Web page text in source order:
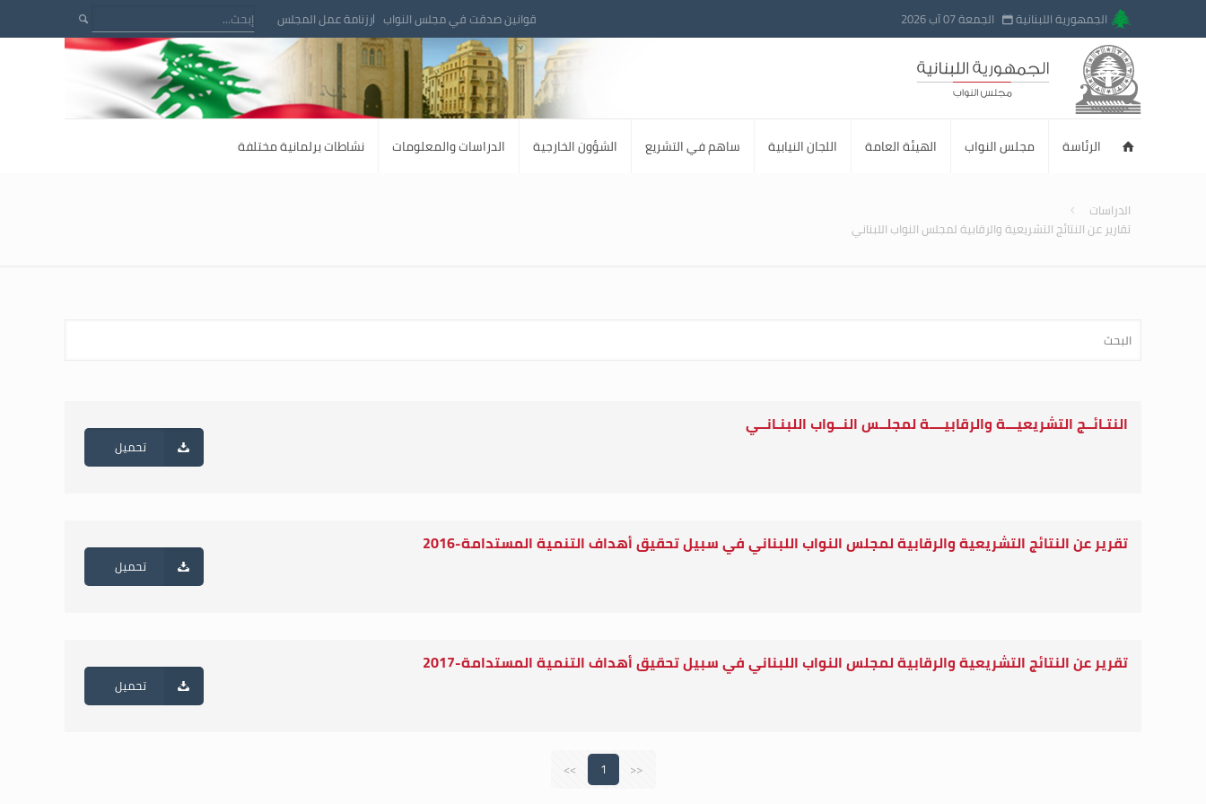
الجمهورية اللبنانية الجمعة 07 آب 2026 قوانين صدقت في مجلس النواب رزنامة عمل المجلس
الرئاسة مجلس النواب الهيئة العامة اللجان النيابية ساهم في التشريع الشؤون الخارجية الدراسات والمعلومات نشاطات برلمانية مختلفة
الدراسات
تقارير عن النتائج التشريعية والرقابية لمجلس النواب اللبناني
النتـائــج التشريعيـــة والرقابيــــة لمجلــس النــواب اللبنـانــي
تحميل
تقرير عن النتائج التشريعية والرقابية لمجلس النواب اللبناني في سبيل تحقيق أهداف التنمية المستدامة-2016
تحميل
تقرير عن النتائج التشريعية والرقابية لمجلس النواب اللبناني في سبيل تحقيق أهداف التنمية المستدامة-2017
تحميل
<<
1
>>